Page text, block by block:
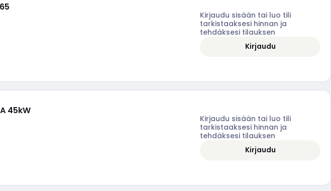
Kirjaudu sisään tai luo tili
tarkistaaksesi hinnan ja
tehdäksesi tilauksen
Kirjaudu
45kW
Kirjaudu sisään tai luo tili
tarkistaaksesi hinnan ja
tehdäksesi tilauksen
Kirjaudu